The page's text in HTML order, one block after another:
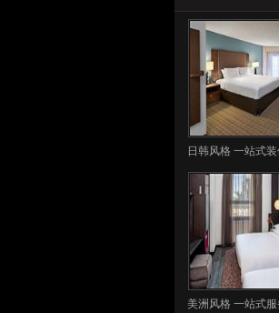
日韩风格 一站式
潢 酒店
美洲风格 一站式